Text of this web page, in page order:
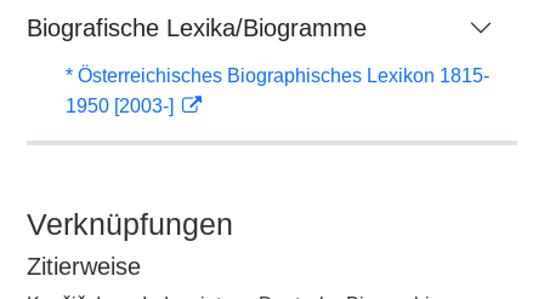
Biografische Lexika/Biogramme
* Österreichisches Biographisches Lexikon 1815-
1950 [2003-]
Verknüpfungen
Zitierweise